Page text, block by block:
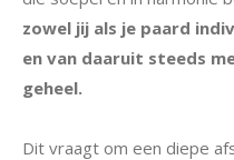
zowel jij als je paard
en van daaruit steeds
geheel.
Dit vraagt om een diepe